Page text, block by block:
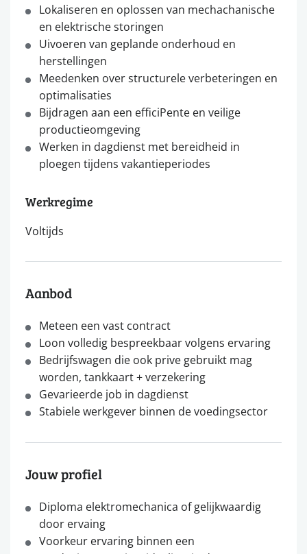
Lokaliseren en oplossen van mechachanische
en elektrische storingen
Uivoeren van geplande onderhoud en
herstellingen
Meedenken over structurele verbeteringen en
optimalisaties
Bijdragen aan een efficiPente en veilige
productieomgeving
Werken in dagdienst met bereidheid in
ploegen tijdens vakantieperiodes
Werkregime
Voltijds
Aanbod
Meteen een vast contract
Loon volledig bespreekbaar volgens ervaring
Bedrijfswagen die ook prive gebruikt mag
worden, tankkaart + verzekering
Gevarieerde job in dagdienst
Stabiele werkgever binnen de voedingsector
Jouw profiel
Diploma elektromechanica of gelijkwaardig
door ervaing
Voorkeur ervaring binnen een